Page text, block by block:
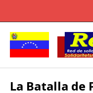
La Batalla de